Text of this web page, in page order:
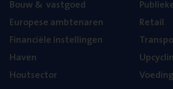
Bouw& vastgoed
Euro­pe­se ambtenaren
Finan­ci­ë­le instellingen
Haven
Hout­sec­tor
Retail
Voe­ding